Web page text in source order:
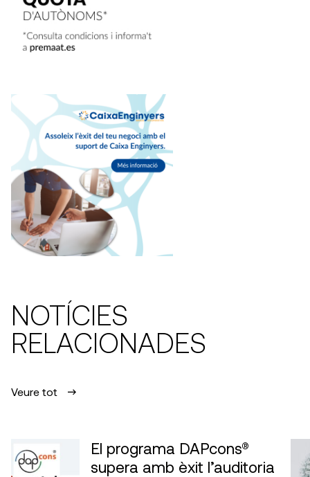
NOTÍCIES
RELACIONADES
Veure tot
El programa DAPcons®
supera amb èxit l’auditoria